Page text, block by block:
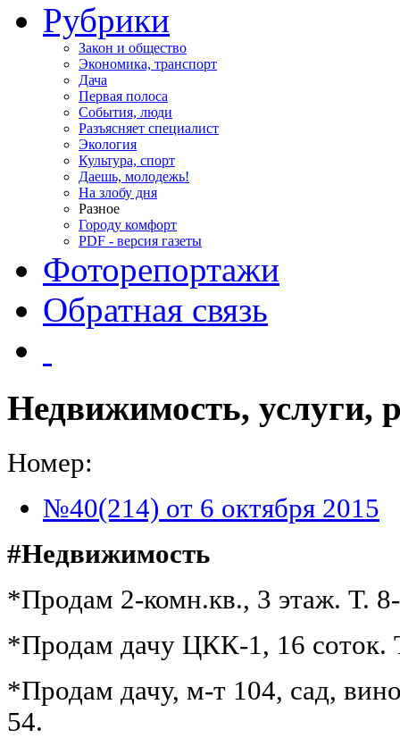
Рубрики
Закон и общество
Экономика, транспорт
Дача
Первая полоса
События, люди
Разъясняет специалист
Экология
Культура, спорт
Даешь, молодежь!
На злобу дня
Разное
Городу комфорт
PDF - версия газеты
Фоторепортажи
Обратная связь
Недвижимость, услуги,
Номер:
№40(214) от 6 октября 2015
#Недвижимость
*Продам 2-комн.кв., 3 этаж. Т.
*Продам дачу ЦКК-1, 16 соток.
*Продам дачу, м-т 104, сад,
54.